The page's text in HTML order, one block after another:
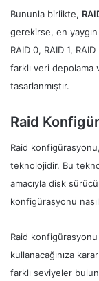
Bununla birlikte,
gerekirse, en
RAID 0, RAID 1,
farklı veri
tasarlanmıştır.
Raid
Raid
teknolojidir. Bu
amacıyla disk
konfigürasyonu
Raid
kullanacağınıza
farklı seviyeler